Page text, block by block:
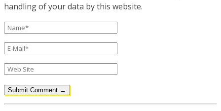
handling of your data by this website.